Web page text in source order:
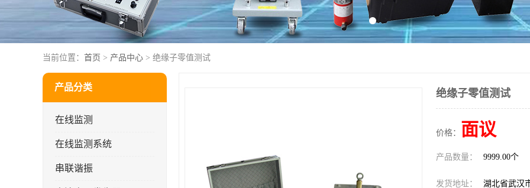
当前位置： 首页 > 产品中心 > 绝缘子零值测试
产品分类
在线监测
在线监测系统
串联谐振
绝缘子零值测试
价格： 面议
产品数量： 9999.00个
发货地址： 湖北省武汉